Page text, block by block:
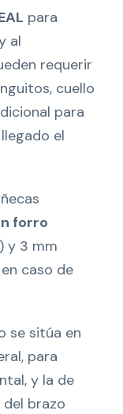
para
al
requerir
cuello
para
el
forro
y 3 mm
caso de
se sitúa en
para
y la de
brazo